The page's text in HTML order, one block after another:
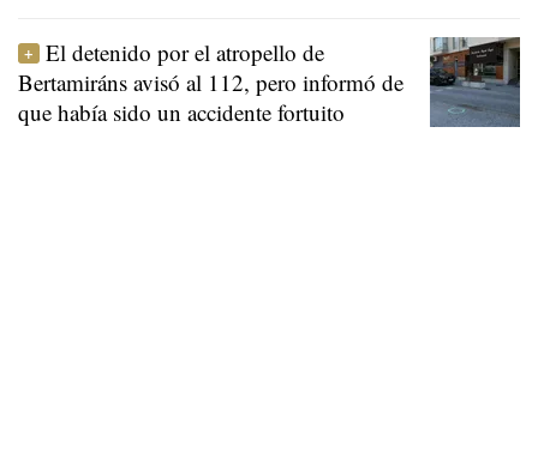
El detenido por el atropello de
Bertamiráns avisó al 112, pero informó de
que había sido un accidente fortuito